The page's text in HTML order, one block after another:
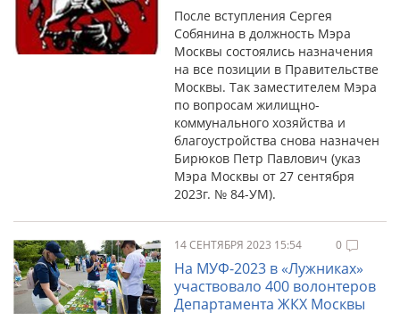
После вступления Сергея
Собянина в должность Мэра
Москвы состоялись назначения
на все позиции в Правительстве
Москвы. Так заместителем Мэра
по вопросам жилищно-
коммунального хозяйства и
благоустройства снова назначен
Бирюков Петр Павлович (указ
Мэра Москвы от 27 сентября
2023г. № 84-УМ).
14 СЕНТЯБРЯ 2023 15:54 0
На МУФ-2023 в «Лужниках»
участвовало 400 волонтеров
Департамента ЖКХ Москвы